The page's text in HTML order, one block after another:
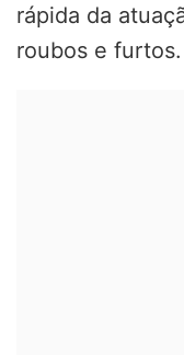
rápida da
roubos e furtos.